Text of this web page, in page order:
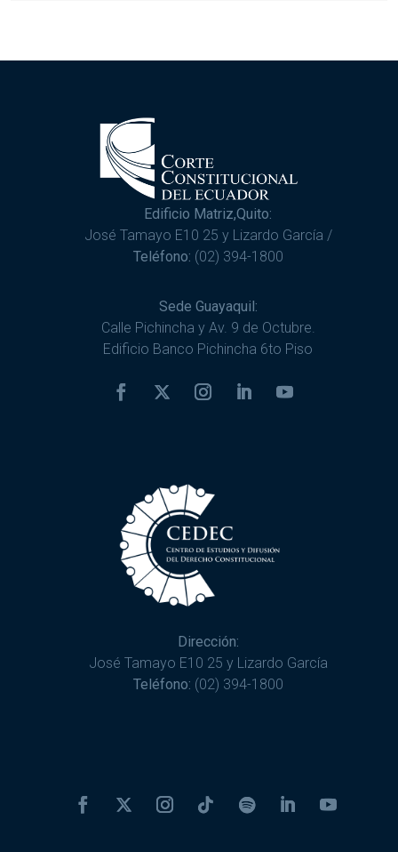
Edificio Matriz,Quito:
José Tamayo E10 25 y Lizardo García /
Teléfono: (02) 394-1800
Sede Guayaquil:
Calle Pichincha y Av. 9 de Octubre.
Edificio Banco Pichincha 6to Piso
Dirección:
José Tamayo E10 25 y Lizardo García
Teléfono: (02) 394-1800